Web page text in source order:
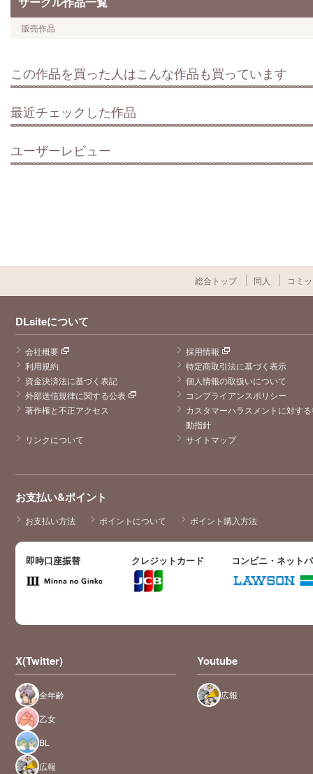
販売作品
この作品を買った人はこんな作品も買っています
最近チェックした作品
ユーザーレビュー
総合トップ 同人 コミ
DLsiteについて
会社概要
採用情報
利用規約
特定商取引法に基づく表示
資金決済法に基づく表記
個人情報の取扱いについて
外部送信規律に関する公表
コンプライアンスポリシー
著作権と不正アクセス
カスタマーハラスメントに対す
動指針
リンクについて
サイトマップ
お支払い&ポイント
お支払い方法 ポイントについて ポイント購入方法
即時口座振替 クレジットカード コンビニ・ネット
X(Twitter)
全年齢
乙女
BL
広報
Youtube
広報